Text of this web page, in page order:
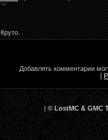
Круто.
Добавлять комментарии
[
| © LostMC & GMC